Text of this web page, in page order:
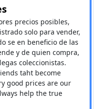
precios posibles,
solo para vender,
se en beneficio de las
y de quien compra,
coleccionistas.
taht become
good prices are our
help the true